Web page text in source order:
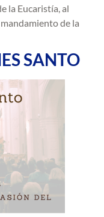
la Eucaristía, al
de la
SANTO